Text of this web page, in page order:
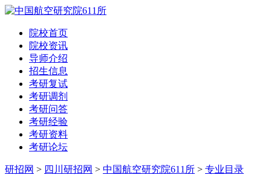
院校首页
院校资讯
导师介绍
招生信息
考研复试
考研调剂
考研问答
考研经验
考研资料
考研论坛
研招网 > 四川研招网 > 中国航空研究院611所 > 专业目录